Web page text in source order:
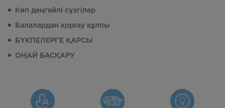
Көп деңгейлі сүзгілер
Балалардан қорғау құлпы
БҮКПЕЛЕРГЕ ҚАРСЫ
ОҢАЙ БАСҚАРУ